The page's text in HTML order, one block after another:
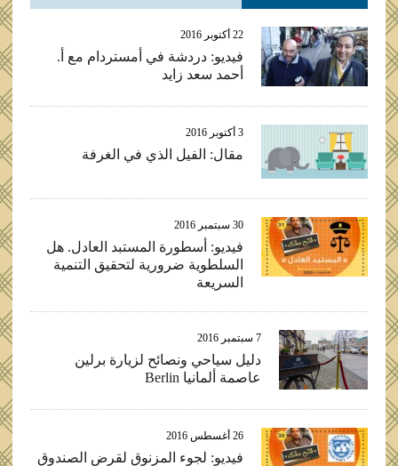
22 أكتوبر 2016
فيديو: دردشة في أمستردام مع أ.
أحمد سعد زايد
3 أكتوبر 2016
مقال: الفيل الذي في الغرفة
30 سبتمبر 2016
فيديو: أسطورة المستبد العادل. هل
السلطوية ضرورية لتحقيق التنمية
السريعة
7 سبتمبر 2016
دليل سياحي ونصائح لزيارة برلين
عاصمة ألمانيا Berlin
26 أغسطس 2016
فيديو: لجوء المزنوق لقرض الصندوق